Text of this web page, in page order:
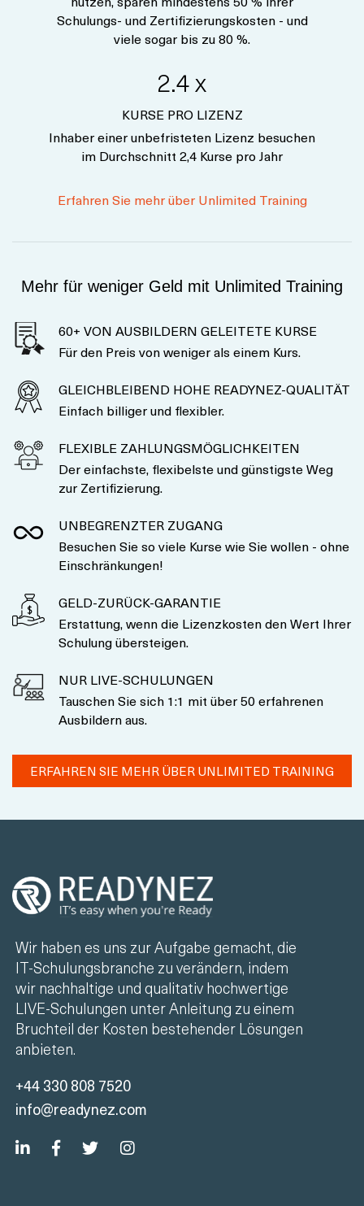
Schulungs- und Zertifizierungskosten - und
viele sogar bis zu 80 %.
2.4 x
KURSE PRO LIZENZ
Inhaber einer unbefristeten Lizenz besuchen
im Durchschnitt 2,4 Kurse pro Jahr
Erfahren Sie mehr über Unlimited Training
Mehr für weniger Geld mit Unlimited Training
60+ VON AUSBILDERN GELEITETE KURSE
Für den Preis von weniger als einem Kurs.
GLEICHBLEIBEND HOHE READYNEZ-QUALITÄT
Einfach billiger und flexibler.
FLEXIBLE ZAHLUNGSMÖGLICHKEITEN
Der einfachste, flexibelste und günstigste Weg
zur Zertifizierung.
UNBEGRENZTER ZUGANG
Besuchen Sie so viele Kurse wie Sie wollen - ohne
Einschränkungen!
GELD-ZURÜCK-GARANTIE
Erstattung, wenn die Lizenzkosten den Wert Ihrer
Schulung übersteigen.
NUR LIVE-SCHULUNGEN
Tauschen Sie sich 1:1 mit über 50 erfahrenen
Ausbildern aus.
ERFAHREN SIE MEHR ÜBER UNLIMITED TRAINING
Wir haben es uns zur Aufgabe gemacht, die
IT-Schulungsbranche zu verändern, indem
wir nachhaltige und qualitativ hochwertige
LIVE-Schulungen unter Anleitung zu einem
Bruchteil der Kosten bestehender Lösungen
anbieten.
+44 330 808 7520
info@readynez.com